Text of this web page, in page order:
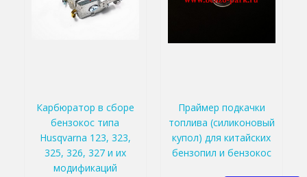
Карбюратор в сборе
бензокос типа
Husqvarna 123, 323,
325, 326, 327 и их
модификаций
Праймер подкачки
топлива (силиконовый
купол) для китайских
бензопил и бензокос